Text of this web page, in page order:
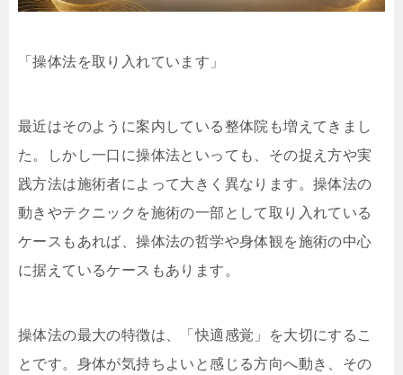
「操体法を取り入れています」
最近はそのように案内している整体院も増えてきまし
た。しかし一口に操体法といっても、その捉え方や実
践方法は施術者によって大きく異なります。操体法の
動きやテクニックを施術の一部として取り入れている
ケースもあれば、操体法の哲学や身体観を施術の中心
に据えているケースもあります。
操体法の最大の特徴は、「快適感覚」を大切にするこ
とです。身体が気持ちよいと感じる方向へ動き、その